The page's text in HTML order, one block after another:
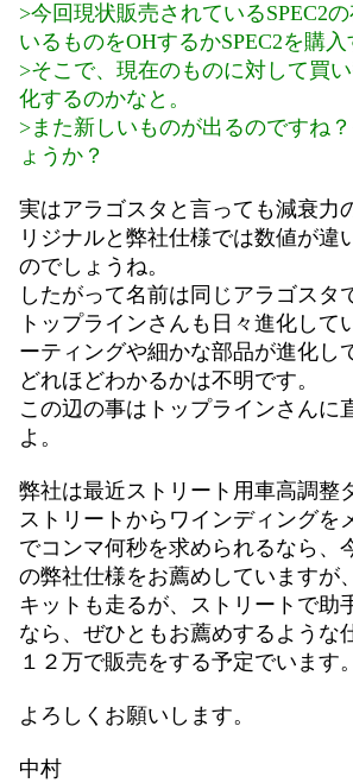
>今回現状販売されているSPEC2
いるものをOHするかSPEC2を購
>そこで、現在のものに対して買
化するのかなと。
>また新しいものが出るのですね
ょうか？
実はアラゴスタと言っても減衰力
リジナルと弊社仕様では数値が
のでしょうね。
したがって名前は同じアラゴスタ
トップラインさんも日々進化し
ーティングや細かな部品が進化し
どれほどわかるかは不明です。
この辺の事はトップラインさんに
よ。
弊社は最近ストリート用車高調整
ストリートからワインディングを
でコンマ何秒を求められるなら、
の弊社仕様をお薦めしていますが
キットも走るが、ストリートで助
なら、ぜひともお薦めするような
１２万で販売をする予定でいます。
よろしくお願いします。
中村